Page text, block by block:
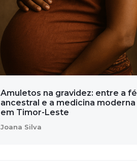
Amuletos na gravidez: entre a fé
ancestral e a medicina moderna
em Timor-Leste
Joana Silva